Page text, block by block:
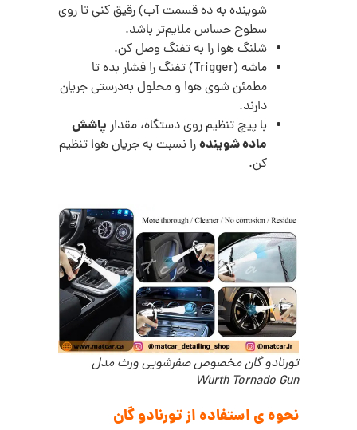
شوینده به ده قسمت آب) رقیق کنی تا روی
سطوح حساس ملایم‌تر باشد.
شلنگ هوا را به تفنگ وصل کن.
ماشه (Trigger) تفنگ را فشار بده تا
مطمئن شوی هوا و محلول به‌درستی جریان
دارند.
با پیچ تنظیم روی دستگاه، مقدار پاشش
ماده شویندهرا نسبت به جریان هوا تنظیم
کن.
تورنادو گان مخصوص صفرشویی ورث مدل
Wurth Tornado Gun
نحوه ی استفاده از تورنادو گان